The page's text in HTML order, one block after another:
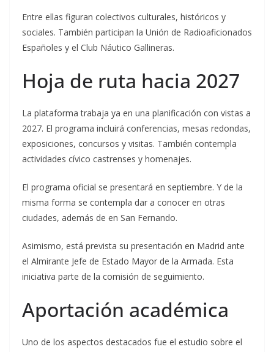
Entre ellas figuran colectivos culturales, históricos y
sociales. También participan la Unión de Radioaficionados
Españoles y el Club Náutico Gallineras.
Hoja de ruta hacia 2027
La plataforma trabaja ya en una planificación con vistas a
2027. El programa incluirá conferencias, mesas redondas,
exposiciones, concursos y visitas. También contempla
actividades cívico castrenses y homenajes.
El programa oficial se presentará en septiembre. Y de la
misma forma se contempla dar a conocer en otras
ciudades, además de en San Fernando.
Asimismo, está prevista su presentación en Madrid ante
el Almirante Jefe de Estado Mayor de la Armada. Esta
iniciativa parte de la comisión de seguimiento.
Aportación académica
Uno de los aspectos destacados fue el estudio sobre el